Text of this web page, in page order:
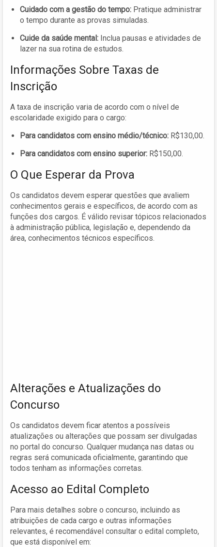
Cuidado com a gestão do tempo: Pratique administrar
o tempo durante as provas simuladas.
Cuide da saúde mental: Inclua pausas e atividades de
lazer na sua rotina de estudos.
Informações Sobre Taxas de
Inscrição
A taxa de inscrição varia de acordo com o nível de
escolaridade exigido para o cargo:
Para candidatos com ensino médio/técnico: R$130,00.
Para candidatos com ensino superior: R$150,00.
O Que Esperar da Prova
Os candidatos devem esperar questões que avaliem
conhecimentos gerais e específicos, de acordo com as
funções dos cargos. É válido revisar tópicos relacionados
à administração pública, legislação e, dependendo da
área, conhecimentos técnicos específicos.
Alterações e Atualizações do
Concurso
Os candidatos devem ficar atentos a possíveis
atualizações ou alterações que possam ser divulgadas
no portal do concurso. Qualquer mudança nas datas ou
regras será comunicada oficialmente, garantindo que
todos tenham as informações corretas.
Acesso ao Edital Completo
Para mais detalhes sobre o concurso, incluindo as
atribuições de cada cargo e outras informações
relevantes, é recomendável consultar o edital completo,
que está disponível em: